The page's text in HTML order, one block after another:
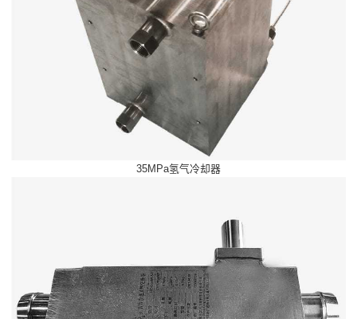
35MPa氢气冷却器